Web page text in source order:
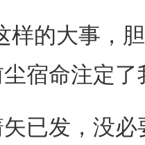
的大事，胆
宿命注定
发，没必